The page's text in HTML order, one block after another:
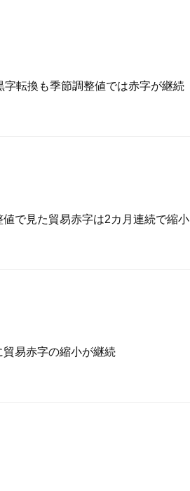
字転換も季節調整値では赤字が継続
で見た貿易赤字は2カ月連続で縮小
易赤字の縮小が継続